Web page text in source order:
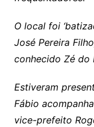
O local foi
José Pereira
conhecido Zé do
Estiveram
Fábio
vice-prefeito